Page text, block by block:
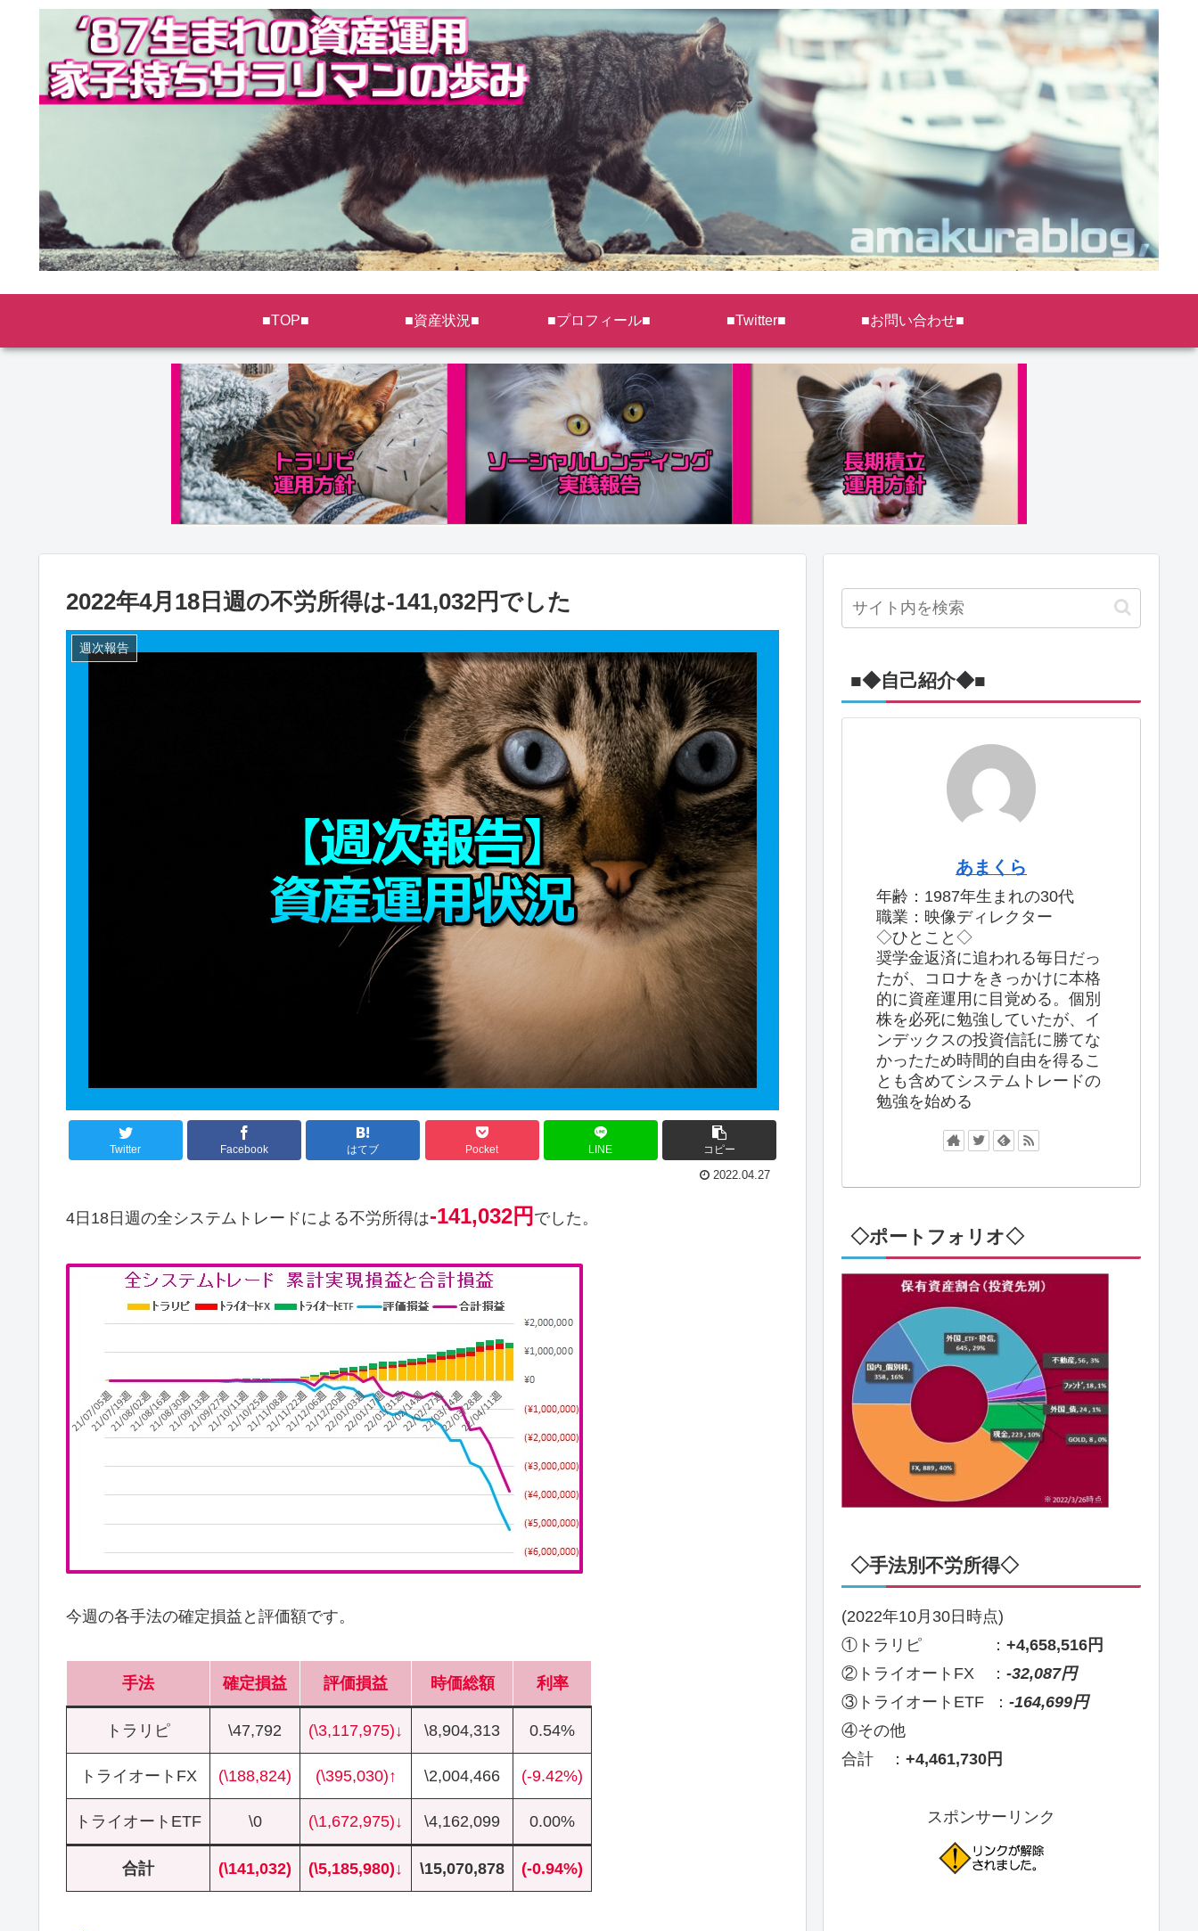
■TOP■ ■資産状況■ ■プロフィール■ ■Twitter■ ■お問い合わせ■
2022年4月18日週の不労所得は-141,032円でした
週次報告
Twitter Facebook はてブ Pocket LINE コピー
2022.04.27
4日18日週の全システムトレードによる不労所得は-141,032円 でした。
今週の各手法の確定損益と評価額です。
手法 確定損益 評価損益 時価総額 利率
トラリピ \47,792 (\3,117,975)↓ \8,904,313 0.54%
トライオートFX (\188,824) (\395,030)↑ \2,004,466 (-9.42%)
トライオートETF \0 (\1,672,975)↓ \4,162,099 0.00%
合計 (\141,032) (\5,185,980)↓ \15,070,878 (-0.94%)
■◆自己紹介◆■
あまくら
年齢：1987年生まれの30代
職業：映像ディレクター
◇ひとこと◇
奨学金返済に追われる毎日だっ
たが、コロナをきっかけに本格
的に資産運用に目覚める。個別
株を必死に勉強していたが、イ
ンデックスの投資信託に勝てな
かったため時間的自由を得るこ
とも含めてシステムトレードの
勉強を始める
◇ポートフォリオ◇
◇手法別不労所得◇
(2022年10月30日時点)
①トラリピ ： +4,658,516円
②トライオートFX ： -32,087円
③トライオートETF ： -164,699円
④その他
合計 ： +4,461,730円
スポンサーリンク